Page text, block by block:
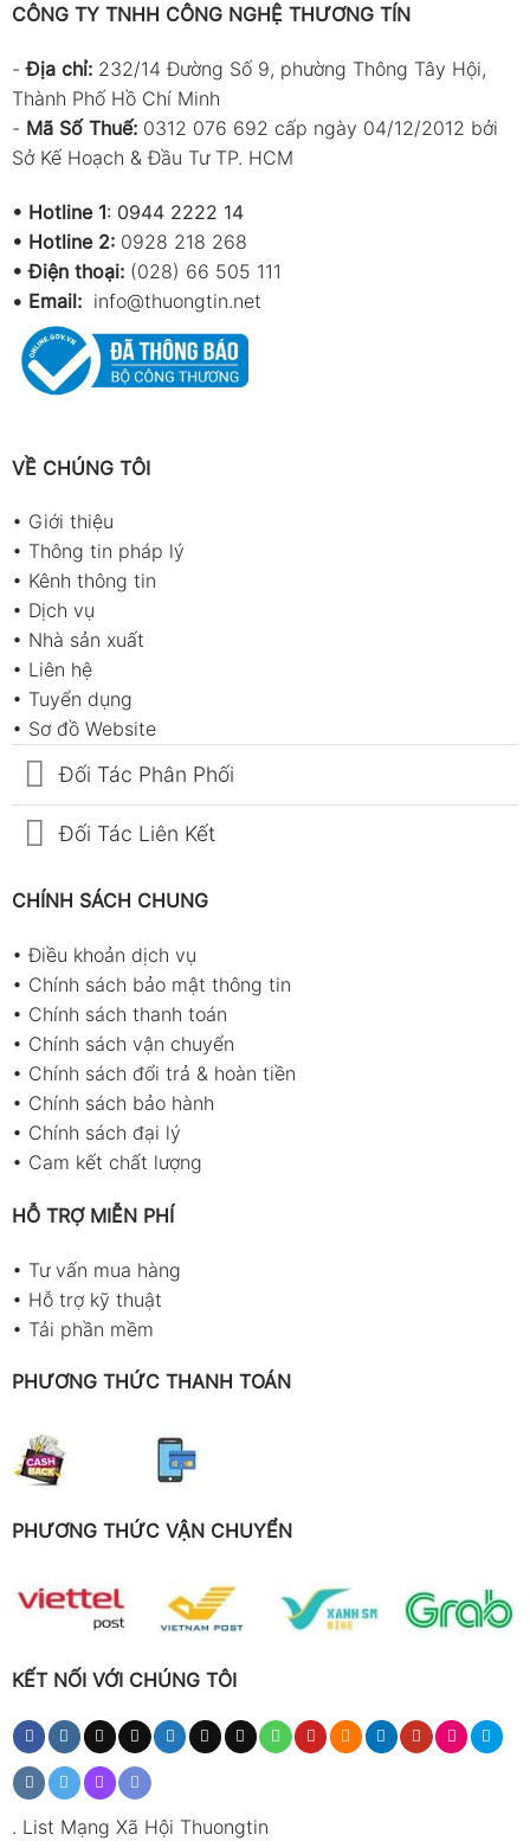
CÔNG TY TNHH CÔNG NGHỆ THƯƠNG TÍN
-Địa chỉ: 232/14 Đường Số 9, phường Thông Tây Hội,
Thành Phố Hồ Chí Minh
- Mã Số Thuế: 0312 076 692 cấp ngày 04/12/2012 bởi
Sở Kế Hoạch & Đầu Tư TP. HCM
• Hotline 1: 0944 2222 14
• Hotline 2: 0928 218 268
• Điện thoại: (028) 66 505 111
• Email: info@thuongtin.net
VỀ CHÚNG TÔI
• Giới thiệu
• Thông tin pháp lý
• Kênh thông tin
• Dịch vụ
• Nhà sản xuất
• Liên hệ
• Tuyển dụng
• Sơ đồ Website
Đối Tác Phân Phối
Đối Tác Liên Kết
CHÍNH SÁCH CHUNG
•Điều khoản dịch vụ
• Chính sách bảo mật thông tin
• Chính sách thanh toán
• Chính sách vận chuyển
• Chính sách đổi trả & hoàn tiền
• Chính sách bảo hành
• Chính sách đại lý
• Cam kết chất lượng
HỖ TRỢ MIỄN PHÍ
• Tư vấn mua hàng
• Hỗ trợ kỹ thuật
• Tải phần mềm
PHƯƠNG THỨC THANH TOÁN
PHƯƠNG THỨC VẬN CHUYỂN
KẾT NỐI VỚI CHÚNG TÔI
. List Mạng Xã Hội Thuongtin